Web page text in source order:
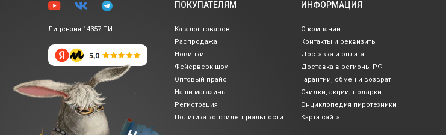
Лицензия 14357-ПИ
ПОКУПАТЕЛЯМ
Каталог товаров
Распродажа
Новинки
Фейерверк-шоу
Оптовый прайс
Наши магазины
Регистрация
Политика конфиденциальности
ИНФОРМАЦИЯ
О компании
Контакты и реквизиты
Доставка и оплата
Доставка в регионы РФ
Гарантии, обмен и возврат
Скидки, акции, подарки
Энциклопедия пиротехники
Карта сайта